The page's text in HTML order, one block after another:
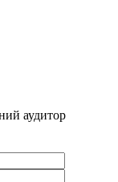
аудитор